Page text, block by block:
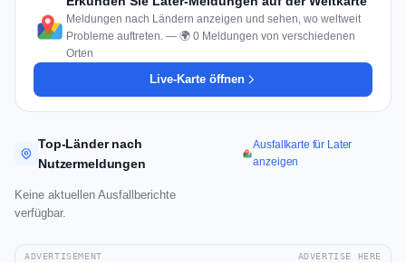
Meldungen nach Ländern anzeigen und sehen, wo weltweit
Probleme auftreten. — 🌍 0 Meldungen von verschiedenen
Orten
Live-Karte öffnen
Top-Länder nach
Nutzermeldungen
Ausfallkarte für Later
anzeigen
Keine aktuellen Ausfallberichte
verfügbar.
ADVERTISEMENT ADVERTISE HERE